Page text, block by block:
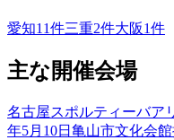
愛知11件三重2件大阪1件
主な開催会場
名古屋スポルティーバア
年5月10日 亀山市文化会館